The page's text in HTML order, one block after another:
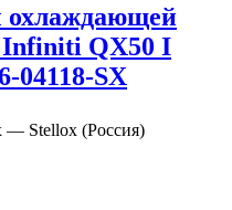
охлаждающей
Infiniti QX50 I
04118-SX
— Stellox (Россия)